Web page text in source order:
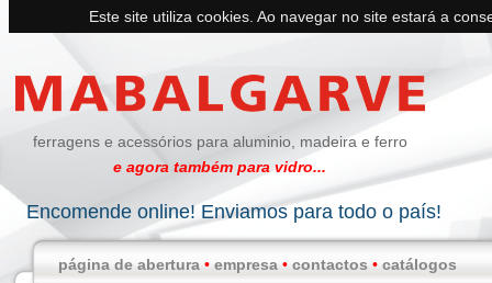
Este site utiliza cookies. Ao navegar no site estará a
ferragens e acessórios para aluminio, madeira e ferro
e agora também para vidro...
Encomende online! Enviamos para todo o país!
página de abertura • empresa • contactos • catálogos